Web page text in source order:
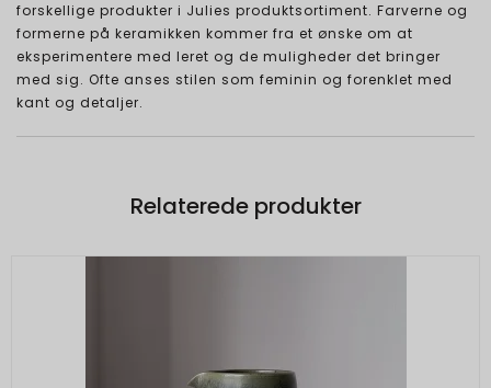
forskellige produkter i Julies produktsortiment. Farverne og
formerne på keramikken kommer fra et ønske om at
eksperimentere med leret og de muligheder det bringer
med sig. Ofte anses stilen som feminin og forenklet med
kant og detaljer.
Relaterede produkter